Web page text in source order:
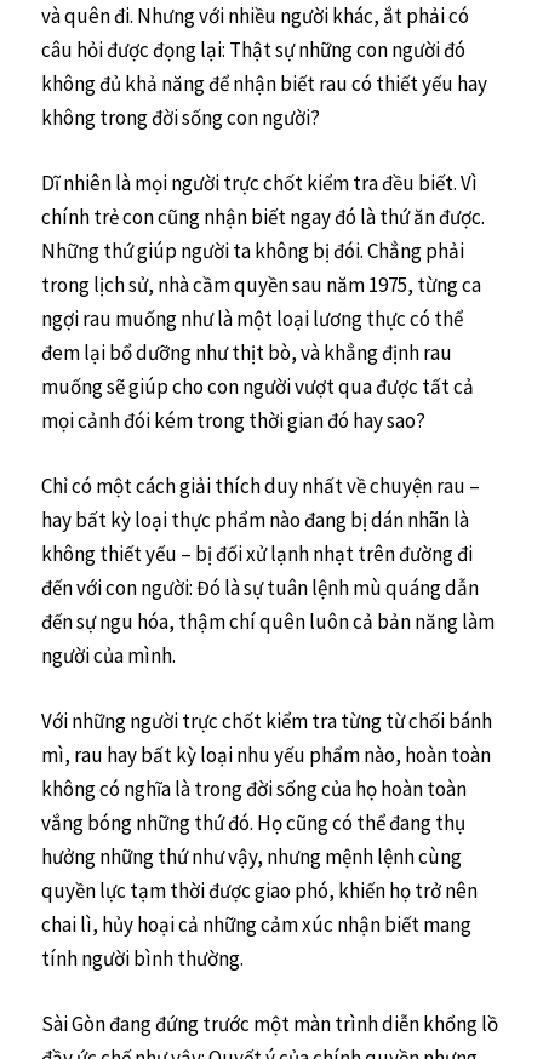
và quên đi. Nhưng với nhiều người khác, ắt phải có
câu hỏi được đọng lại: Thật sự những con người đó
không đủ khả năng để nhận biết rau có thiết yếu hay
không trong đời sống con người?
Dĩ nhiên là mọi người trực chốt kiểm tra đều biết. Vì
chính trẻ con cũng nhận biết ngay đó là thứ ăn được.
Những thứ giúp người ta không bị đói. Chẳng phải
trong lịch sử, nhà cầm quyền sau năm 1975, từng ca
ngợi rau muống như là một loại lương thực có thể
đem lại bổ dưỡng như thịt bò, và khẳng định rau
muống sẽ giúp cho con người vượt qua được tất cả
mọi cảnh đói kém trong thời gian đó hay sao?
Chỉ có một cách giải thích duy nhất về chuyện rau –
hay bất kỳ loại thực phẩm nào đang bị dán nhãn là
không thiết yếu – bị đối xử lạnh nhạt trên đường đi
đến với con người: Đó là sự tuân lệnh mù quáng dẫn
đến sự ngu hóa, thậm chí quên luôn cả bản năng làm
người của mình.
Với những người trực chốt kiểm tra từng từ chối bánh
mì, rau hay bất kỳ loại nhu yếu phẩm nào, hoàn toàn
không có nghĩa là trong đời sống của họ hoàn toàn
vắng bóng những thứ đó. Họ cũng có thể đang thụ
hưởng những thứ như vậy, nhưng mệnh lệnh cùng
quyền lực tạm thời được giao phó, khiến họ trở nên
chai lì, hủy hoại cả những cảm xúc nhận biết mang
tính người bình thường.
Sài Gòn đang đứng trước một màn trình diễn khổng lồ